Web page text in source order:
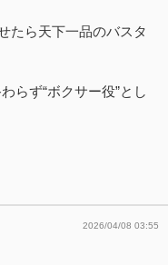
たら天下一品のバスタ
らず“ボクサー役”とし
2026/04/08 03:55